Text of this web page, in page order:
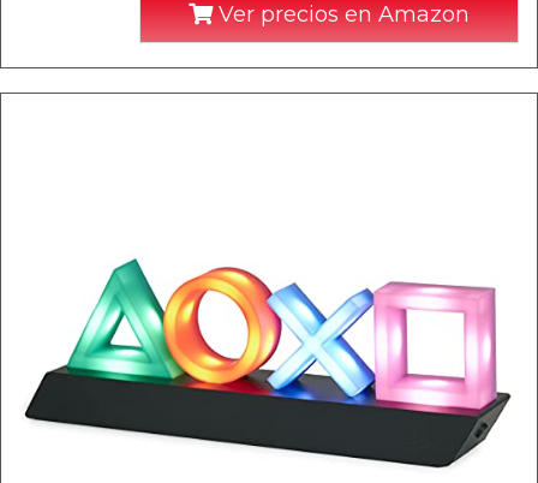
Ver precios en Amazon